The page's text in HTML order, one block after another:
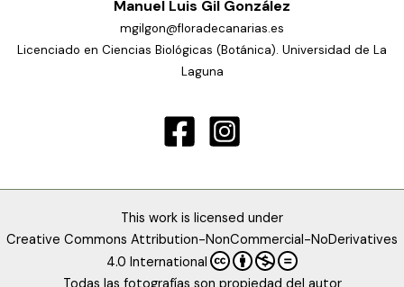
Manuel Luis Gil González
mgilgon@floradecanarias.es
Licenciado en Ciencias Biológicas (Botánica). Universidad de La
Laguna
This work is licensed under
Creative Commons Attribution-NonCommercial-NoDerivatives
4.0 International